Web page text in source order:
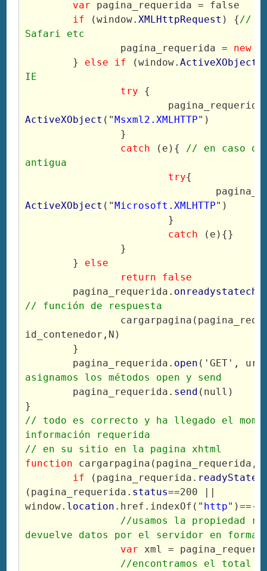
	var
pagina_requerida = false
if
(window. XMLHttpRequest ) { //
Safari etc
		pagina_requerida =
new
	}
else if (window.ActiveXObject
IE
try {
ActiveXObject ("Msxml2.XMLHTTP")
		}
catch (e){ // en caso
antigua
try{
ActiveXObject ("Microsoft.XMLHTTP")
			}
catch (e){}
		}
	}
else
return false
	pagina_requerida.
// función de respuesta
id_contenedor,N)
	}
	pagina_requerida.
open ('GET',
asignamos los métodos open y send
	pagina_requerida.
send (null)
}
// todo es correcto y ha llegado el
información requerida
// en su sitio en la pagina xhtml
function cargarpagina(pagina_requerida,
if (pagina_requerida. readyState
(pagina_requerida. status==200 ||
window. location .href.indexOf(" http")==-
//usamos la propiedad
devuelve datos por el servidor en forma
var xml =
//encontramos el total